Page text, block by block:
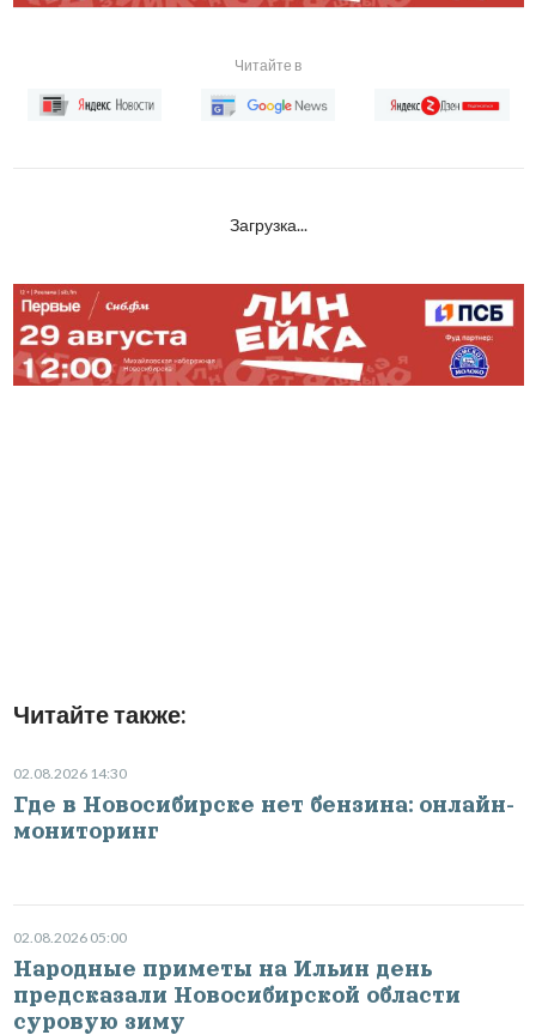
Читайте в
Загрузка...
Читайте также:
02.08.2026 14:30
Где в Новосибирске нет бензина: онлайн-
мониторинг
02.08.2026 05:00
Народные приметы на Ильин день
предсказали Новосибирской области
суровую зиму